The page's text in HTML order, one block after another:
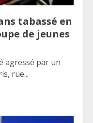
tabassé en
de jeunes
agressé par un
rue...